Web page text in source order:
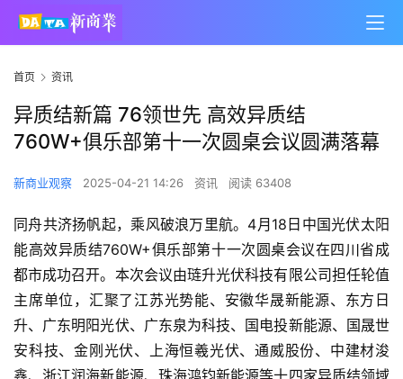
首页 资讯
异质结新篇 76领世先 高效异质结
760W+俱乐部第十一次圆桌会议圆满落幕
新商业观察 2025-04-21 14:26 资讯 阅读 63408
同舟共济扬帆起，乘风破浪万里航。4月18日中国光伏太阳
能高效异质结760W+俱乐部第十一次圆桌会议在四川省成
都市成功召开。本次会议由琏升光伏科技有限公司担任轮值
主席单位，汇聚了江苏光势能、安徽华晟新能源、东方日
升、广东明阳光伏、广东泉为科技、国电投新能源、国晟世
安科技、金刚光伏、上海恒羲光伏、通威股份、中建材浚